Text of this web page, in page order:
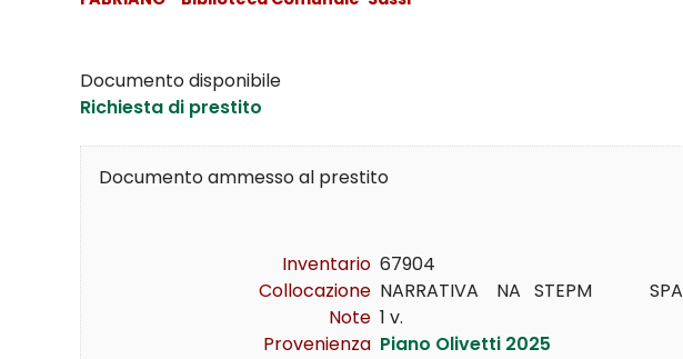
Documento disponibile
Richiesta di prestito
Documento ammesso al prestito
Inventario 67904
Collocazione NARRATIVA    NA   STEPM             SPA
Note 1 v.
Provenienza Piano Olivetti 2025